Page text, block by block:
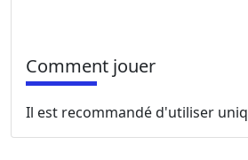
Comment jouer
Il est recommandé d'utiliser